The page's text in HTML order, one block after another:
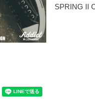
SPRING II